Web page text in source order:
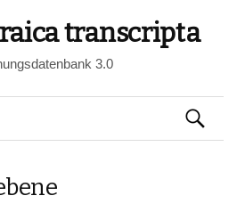
transcripta
3.0
Suchen
nach: